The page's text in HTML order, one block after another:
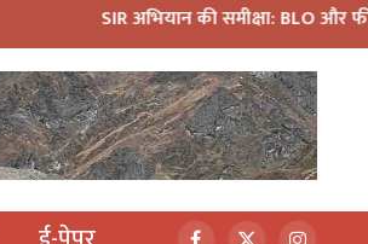
SIR अभियान की समीक्षा: BLO और फील्ड स्टाफ